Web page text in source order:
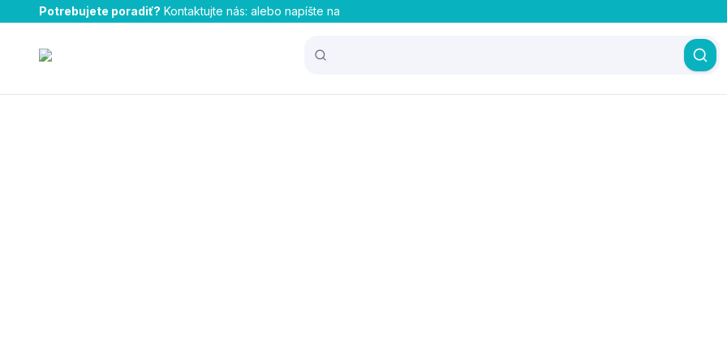
Potrebujete poradiť? Kontaktujte nás: alebo napíšte na